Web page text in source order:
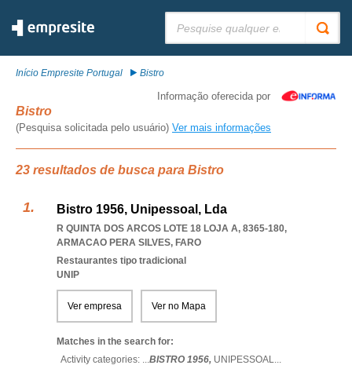
Início Empresite Portugal Bistro
Informação oferecida por
Bistro
(Pesquisa solicitada pelo usuário) Ver mais informações
23 resultados de busca para Bistro
Bistro 1956, Unipessoal, Lda
R QUINTA DOS ARCOS LOTE 18 LOJA A, 8365-180,
ARMACAO PERA SILVES, FARO
Restaurantes tipo tradicional
UNIP
Ver empresa Ver no Mapa
Matches in the search for:
Activity categories: ...BISTRO 1956, UNIPESSOAL...